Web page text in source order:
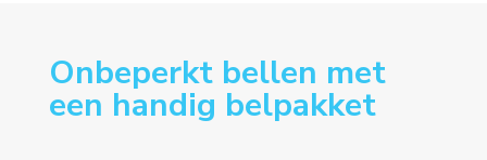
Onbeperkt bellen met
een handig belpakket